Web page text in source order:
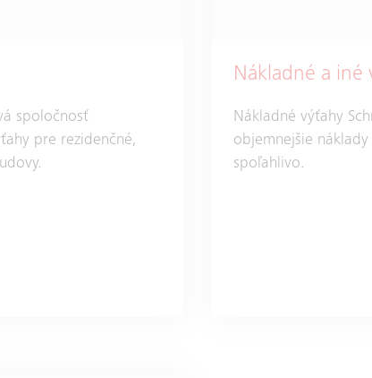
spoločnosť
pre rezidenčné,
Nákladné a iné
Nákladné výťahy
objemnejšie
spoľahlivo.